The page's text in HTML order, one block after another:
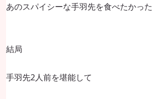
あのスパイシーな手羽先を食べたかった
結局
手羽先2人前を堪能して